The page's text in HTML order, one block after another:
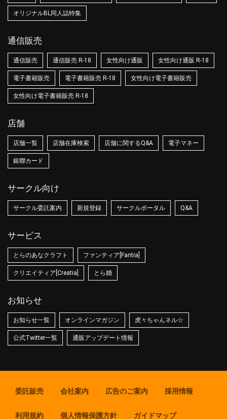
オリジナルBL同人誌特集
通信販売
通信販売 通信販売 R-18 女性向け通販 女性向け通販 R-18
電子書籍販売 電子書籍販売 R-18 女性向け電子書籍販売
女性向け電子書籍販売 R-18
店舗
店舗一覧 店舗在庫検索 店舗に関するQ&A 電子マネー
銀聯カード
サークル向け
サークル委託案内 新規登録 サークルポータル Q&A
サービス
とらのあなクラフト ファンティア[Fantia]
クリエイティア[Creatia] とら婚
お知らせ
お知らせ一覧 オンラインマガジン 虎々ちゃんネル☆
公式Twitter一覧 通販アップデート情報
委託販売 会社案内 広告のご案内 採用情報
利用規約 個人情報保護方針 ガイドマップ